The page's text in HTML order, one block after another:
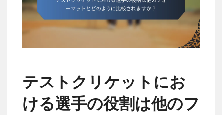
テストクリケットにお
ける選手の役割は他のフ